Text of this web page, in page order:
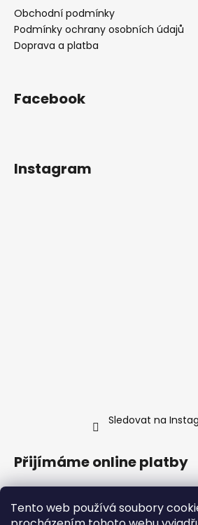
Tento web používá soubory
Obchodní podmínky
Podmínky ochrany osobních údajů
Doprava a platba
Facebook
Instagram
Sledovat na
Přijímáme online platby